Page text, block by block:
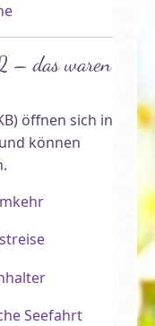
der Malche …
– das waren
öffnen sich in
können
Seefahrt